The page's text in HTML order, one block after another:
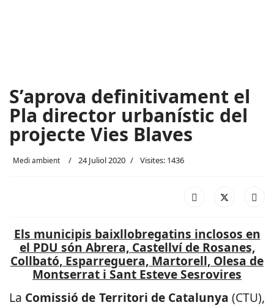
S’aprova definitivament el
Pla director urbanístic del
projecte Vies Blaves
Medi ambient 24 Juliol 2020 Visites: 1436
Els municipis baixllobregatins inclosos en
el PDU són Abrera, Castellví de Rosanes,
Collbató, Esparreguera, Martorell, Olesa de
Montserrat i Sant Esteve Sesrovires
La Comissió de Territori de Catalunya (CTU),